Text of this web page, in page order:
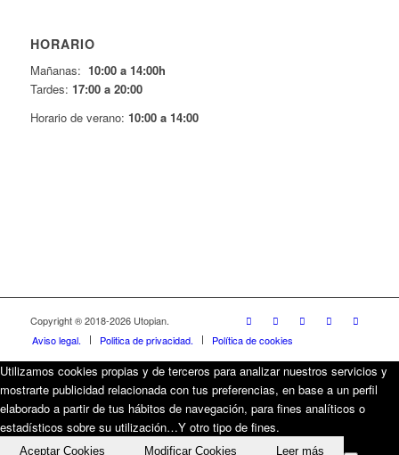
HORARIO
Mañanas: 10:00 a 14:00h
Tardes: 17:00 a 20:00
Horario de verano: 10:00 a 14:00
Copyright ® 2018-2026 Utopian.
Aviso legal.
Politica de privacidad. Política de cookies
Utilizamos cookies propias y de terceros para analizar nuestros servicios y
mostrarte publicidad relacionada con tus preferencias, en base a un perfil
elaborado a partir de tus hábitos de navegación, para fines analíticos o
estadísticos sobre su utilización…Y otro tipo de fines.
Aceptar Cookies Modificar Cookies Leer más